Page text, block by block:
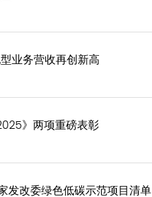
业务营收再创新高
》两项重磅表彰
发改委绿色低碳示范项目清单